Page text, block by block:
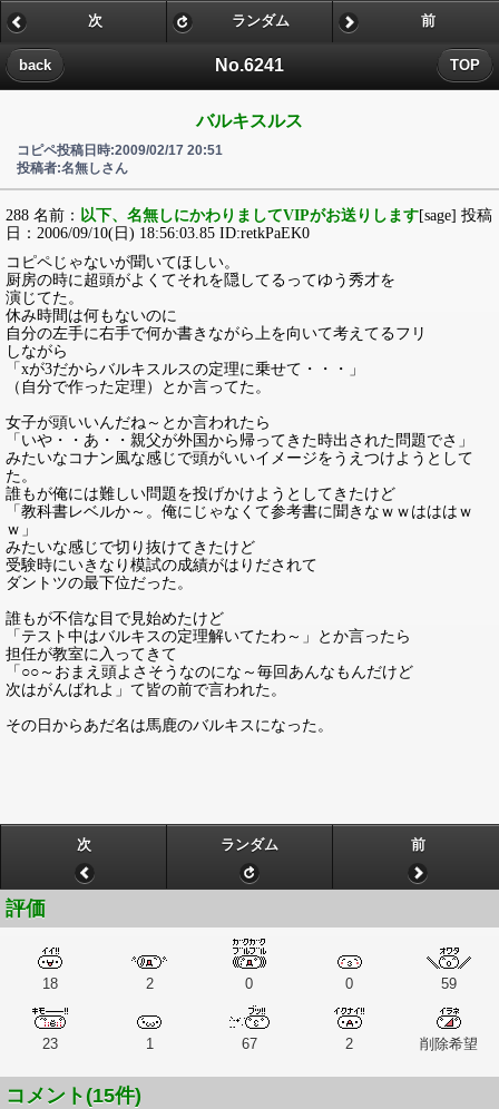
No.6241
back TOP
次 ランダム 前
バルキスルス
コピペ投稿日時:2009/02/17 20:51
投稿者:名無しさん
288 名前： 以下、名無しにかわりましてVIPがお送りします[sage] 投稿
日：2006/09/10(日) 18:56:03.85 ID:retkPaEK0
コピペじゃないが聞いてほしい。
厨房の時に超頭がよくてそれを隠してるってゆう秀才を
演じてた。
休み時間は何もないのに
自分の左手に右手で何か書きながら上を向いて考えてるフリ
しながら
「xが3だからバルキスルスの定理に乗せて・・・」
（自分で作った定理）とか言ってた。
女子が頭いいんだね～とか言われたら
「いや・・あ・・親父が外国から帰ってきた時出された問題でさ」
みたいなコナン風な感じで頭がいいイメージをうえつけようとして
た。
誰もが俺には難しい問題を投げかけようとしてきたけど
「教科書レベルか～。俺にじゃなくて参考書に聞きなｗｗはははｗ
ｗ」
みたいな感じで切り抜けてきたけど
受験時にいきなり模試の成績がはりだされて
ダントツの最下位だった。
誰もが不信な目で見始めたけど
「テスト中はバルキスの定理解いてたわ～」とか言ったら
担任が教室に入ってきて
「○○～おまえ頭よさそうなのにな～毎回あんなもんだけど
次はがんばれよ」て皆の前で言われた。
その日からあだ名は馬鹿のバルキスになった。
次 ランダム 前
評価
18 2 0 0 59
23 1 67 2 削除希望
コメント(15件)